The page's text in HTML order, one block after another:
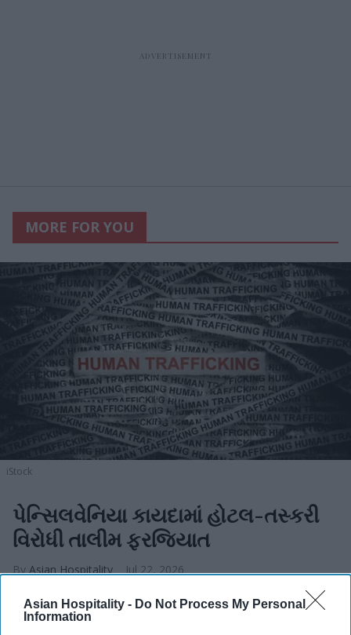
Asian Hospitality - Do Not Process My Personal
Information
MORE FOR YOU
iStock
પેન્સિલવેનિયા કાયદામાં હોટલ-તસ્કરી
વિરોધી તાલીમ ફરજિયાત
Asian Hospitality Jul 22, 2026